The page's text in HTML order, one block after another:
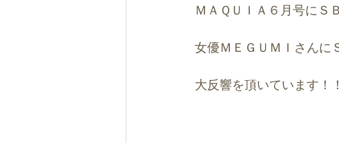
ＭＡＱＵＩＡ６月号にＳ
女優ＭＥＧＵＭＩさんに
大反響を頂いています！